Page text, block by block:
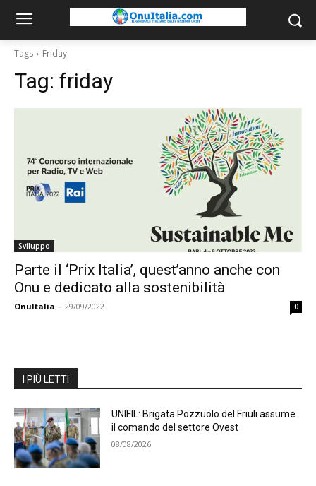
Tags Friday
Tag: friday
Sviluppo
Parte il ‘Prix Italia’, quest’anno anche con
Onu e dedicato alla sostenibilità
OnuItalia - 29/09/2022 0
I PIÙ LETTI
UNIFIL: Brigata Pozzuolo del Friuli assume
il comando del settore Ovest
08/08/2026